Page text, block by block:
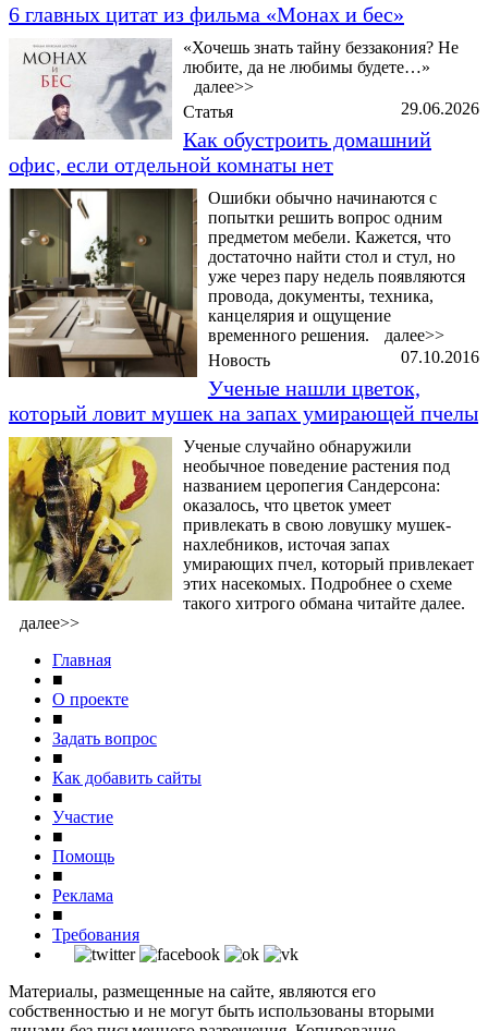
6 главных цитат из фильма «Монах и бес»
«Хочешь знать тайну беззакония? Не
любите, да не любимы будете…»
далее>>
29.06.2026
Статья
Как обустроить домашний
офис, если отдельной комнаты нет
Ошибки обычно начинаются с
попытки решить вопрос одним
предметом мебели. Кажется, что
достаточно найти стол и стул, но
уже через пару недель появляются
провода, документы, техника,
канцелярия и ощущение
временного решения.
далее>>
07.10.2016
Новость
Ученые нашли цветок,
который ловит мушек на запах умирающей пчелы
Ученые случайно обнаружили
необычное поведение растения под
названием церопегия Сандерсона:
оказалось, что цветок умеет
привлекать в свою ловушку мушек-
нахлебников, источая запах
умирающих пчел, который привлекает
этих насекомых. Подробнее о схеме
такого хитрого обмана читайте далее.
далее>>
Главная
■
О проекте
■
Задать вопрос
■
Как добавить сайты
■
Участие
■
Помощь
■
Реклама
■
Требования
Материалы, размещенные на сайте, являются его
собственностью и не могут быть использованы вторыми